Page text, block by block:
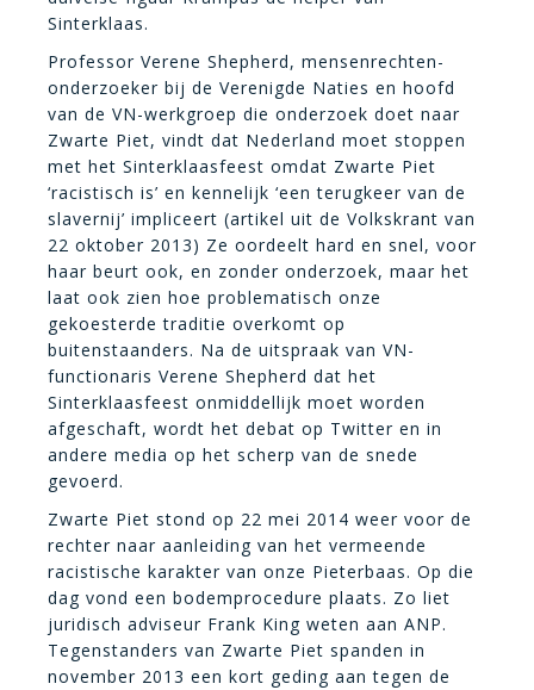
Sinterklaas.
Professor Verene Shepherd, mensenrechten-
onderzoeker bij de Verenigde Naties en hoofd
van de VN-werkgroep die onderzoek doet naar
Zwarte Piet, vindt dat Nederland moet stoppen
met het Sinterklaasfeest omdat Zwarte Piet
‘racistisch is’ en kennelijk ‘een terugkeer van de
slavernij’ impliceert (artikel uit de Volkskrant van
22 oktober 2013) Ze oordeelt hard en snel, voor
haar beurt ook, en zonder onderzoek, maar het
laat ook zien hoe problematisch onze
gekoesterde traditie overkomt op
buitenstaanders. Na de uitspraak van VN-
functionaris Verene Shepherd dat het
Sinterklaasfeest onmiddellijk moet worden
afgeschaft, wordt het debat op Twitter en in
andere media op het scherp van de snede
gevoerd.
Zwarte Piet stond op 22 mei 2014 weer voor de
rechter naar aanleiding van het vermeende
racistische karakter van onze Pieterbaas. Op die
dag vond een bodemprocedure plaats. Zo liet
juridisch adviseur Frank King weten aan ANP.
Tegenstanders van Zwarte Piet spanden in
november 2013 een kort geding aan tegen de